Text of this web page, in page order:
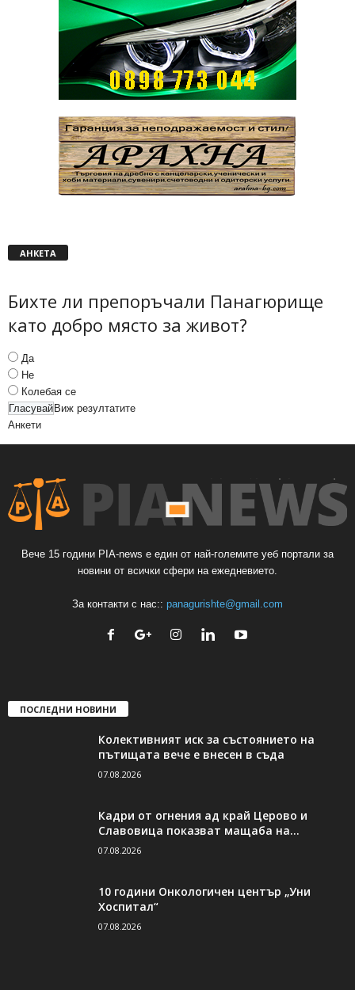
АНКЕТА
Бихте ли препоръчали Панагюрище
като добро място за живот?
Да
Не
Колебая се
Виж резултатите
Анкети
Вече 15 години PIA-news е един от най-големите уеб портали за
новини от всички сфери на ежедневието.
За контакти с нас:: panagurishte@gmail.com
ПОСЛЕДНИ НОВИНИ
Колективният иск за състоянието на
пътищата вече е внесен в съда
07.08.2026
Кадри от огнения ад край Церово и
Славовица показват мащаба на...
07.08.2026
10 години Онкологичен център „Уни
Хоспитал“
07.08.2026